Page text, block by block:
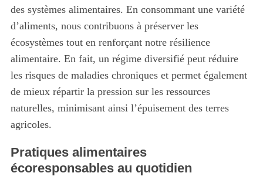
des systèmes alimentaires. En consommant une variété
d’aliments, nous contribuons à préserver les
écosystèmes tout en renforçant notre résilience
alimentaire. En fait, un régime diversifié peut réduire
les risques de maladies chroniques et permet également
de mieux répartir la pression sur les ressources
naturelles, minimisant ainsi l’épuisement des terres
agricoles.
Pratiques alimentaires
écoresponsables au quotidien